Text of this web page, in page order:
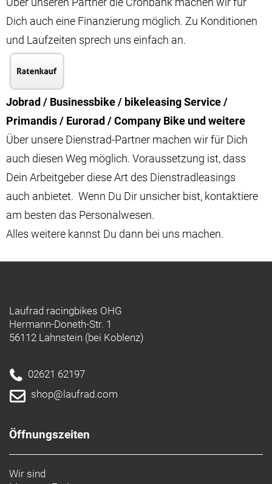
Dich auch eine Finanzierung möglich. Zu Konditionen
und Laufzeiten sprech uns einfach an.
Jobrad / Businessbike / bikeleasing Service /
Primandis / Eurorad / Company Bike und weitere
Über unsere Dienstrad-Partner machen wir für Dich
auch diesen Weg möglich. Voraussetzung ist, dass
Dein Arbeitgeber diese Art des Dienstradleasings
auch anbietet. Wenn Du Dir unsicher bist, kontaktiere
am besten das Personalwesen.
Alles weitere kannst Du dann bei uns machen.
Laufrad racingbikes OHG
Hermann-Doneth-Str. 1
56112 Lahnstein (bei Koblenz)
02621 62197
shop@laufrad.com
Öffnungszeiten
Wir sind